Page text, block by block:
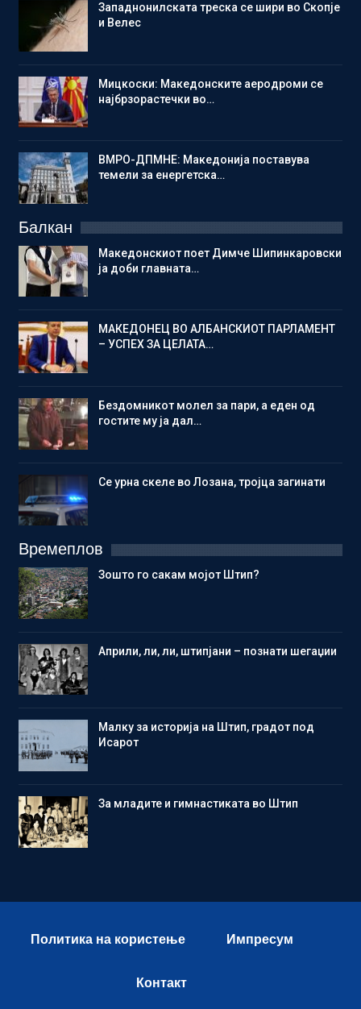
Западнонилската треска се шири во Скопје
и Велес
Мицкоски: Македонските аеродроми се
најбрзорастечки во…
ВМРО-ДПМНЕ: Македонија поставува
темели за енергетска…
Балкан
Македонскиот поет Димче Шипинкаровски
ја доби главната…
МАКЕДОНЕЦ ВО АЛБАНСКИОТ ПАРЛАМЕНТ
– УСПЕХ ЗА ЦЕЛАТА…
Бездомникот молел за пари, а еден од
гостите му ја дал…
Се урна скеле во Лозана, тројца загинати
Времеплов
Зошто го сакам мојот Штип?
Aприли, ли, ли, штипјани – познати шегаџии
Малку за историја на Штип, градот под
Исарот
Зa младите и гимнастиката во Штип
Политика на користење Импресум
Контакт